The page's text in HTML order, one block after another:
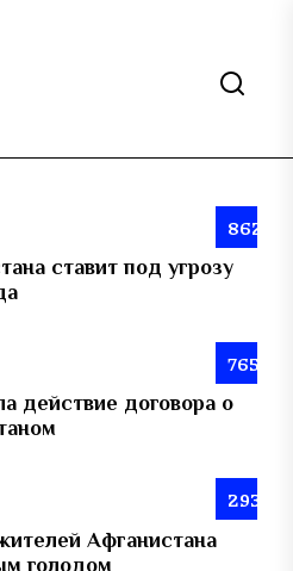
862
ставит под угрозу
765
действие договора о
293
Афганистана
голодом